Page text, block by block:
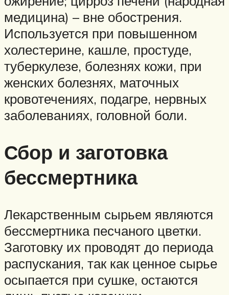
медицина) – вне обострения.
Используется при повышенном
холестерине, кашле, простуде,
туберкулезе, болезнях кожи, при
женских болезнях, маточных
кровотечениях, подагре, нервных
заболеваниях, головной боли.
Сбор и заготовка
бессмертника
Лекарственным сырьем являются
бессмертника песчаного цветки.
Заготовку их проводят до периода
распускания, так как ценное сырье
осыпается при сушке, остаются